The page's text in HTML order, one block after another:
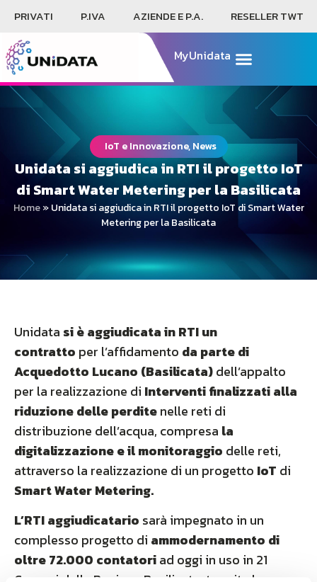
PRIVATI P.IVA AZIENDE E P.A. RESELLER TWT
MyUnidata
IoT e Innovazione, News
Unidata si aggiudica in RTI il progetto IoT
di Smart Water Metering per la Basilicata
Home»Unidata si aggiudica in RTI il progetto IoT di Smart Water
Metering per la Basilicata
Unidata si è aggiudicata in RTIun
contratto per l’affidamento da parte di
Acquedotto Lucano (Basilicata)dell’appalto
per la realizzazione di Interventi finalizzati alla
riduzione delle perditenelle reti di
distribuzione dell’acqua, compresa la
digitalizzazione e il monitoraggio delle reti,
attraverso la realizzazione di un progetto IoT di
Smart Water Metering.
L’RTI aggiudicatario sarà impegnato in un
complesso progetto di ammodernamento di
oltre 72.000 contatoriad oggi in uso in 21